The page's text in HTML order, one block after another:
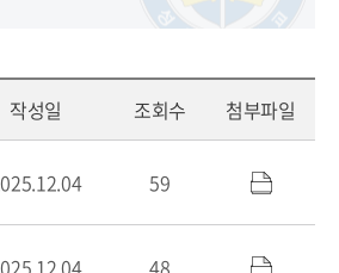
작성일 조회수 첨부파일
59
48